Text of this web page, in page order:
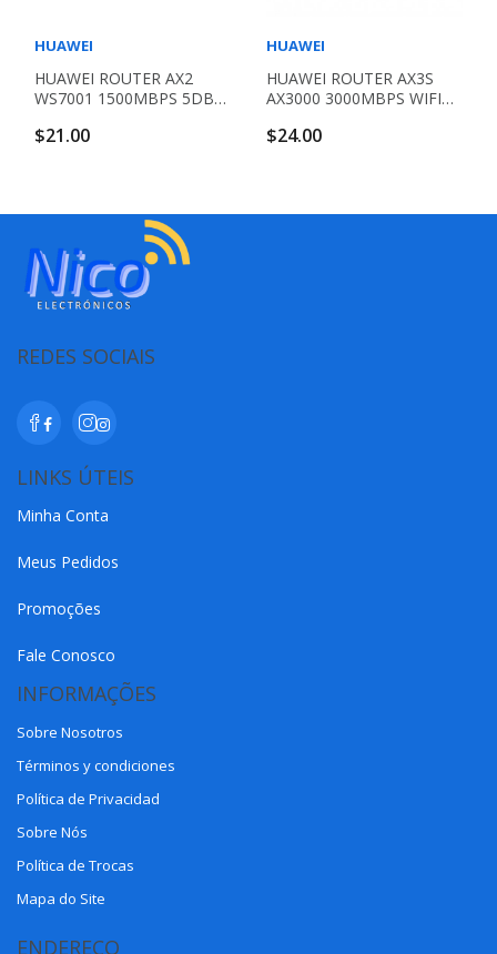
HUAWEI
HUAWEI ROUTER AX2
WS7001 1500MBPS 5DBI
$21.00
HUAWEI
HUAWEI ROUTER AX3S
AX3000 3000MBPS WIFI6
$24.00
REDES SOCIAIS
LINKS ÚTEIS
Minha Conta
Meus Pedidos
Promoções
Fale Conosco
INFORMAÇÕES
Sobre Nosotros
Términos y condiciones
Política de Privacidad
Sobre Nós
Política de Trocas
Mapa do Site
ENDEREÇO